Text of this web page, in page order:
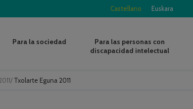
/ Txolarte Eguna 2011
Castellano Euskara
Para la sociedad
Para las personas con
discapacidad intelectual